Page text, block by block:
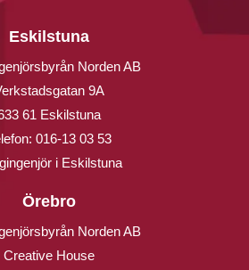
Eskilstuna
Norden AB
9A
61 Eskilstuna
016-13 03 53
i Eskilstuna
Örebro
Norden AB
Creative House